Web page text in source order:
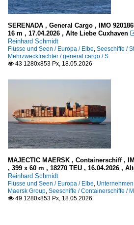
SERENADA , General Cargo , IMO
16 m , 17.04.2026 , Alte Liebe Cuxhaven
Reinhard Schmidt
Flüsse und Seen / Europa / Elbe, Seeschiffe /
Mehrzweckfrachter / general cargo / S
 43 1280x853 Px, 18.05.2026
MAJECTIC MAERSK , Containerschiff ,
, 399 x 60 m , 18270 TEU , 16.04.2026 ,
Reinhard Schmidt
Flüsse und Seen / Europa / Elbe,
Maersk Group, Seeschiffe / Containerschiffe / M
 49 1280x853 Px, 18.05.2026